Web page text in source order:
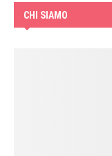
CHI SIAMO